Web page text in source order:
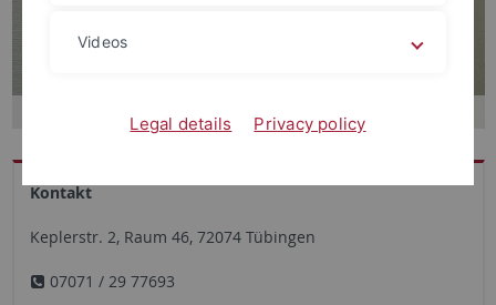
Kontakt
Keplerstr. 2, Raum 46,72074 Tübingen
07071 / 29 77693
Videos
Legal details Privacy policy